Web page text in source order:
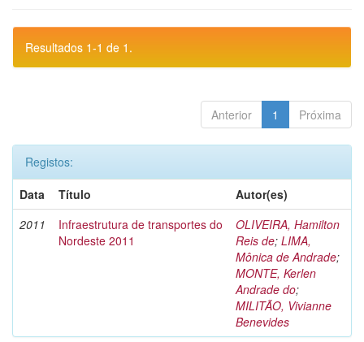
Resultados 1-1 de 1.
Anterior 1 Próxima
Registos:
Data
Título
Autor(es)
2011
Infraestrutura de transportes do
Nordeste 2011
OLIVEIRA, Hamilton
Reis de; LIMA,
Mônica de Andrade;
MONTE, Kerlen
Andrade do;
MILITÃO, Vivianne
Benevides